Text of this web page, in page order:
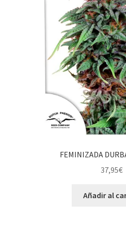
FEMINIZADA
37,95€
Añadir al